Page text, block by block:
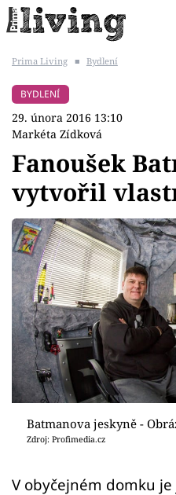
BYDLENÍ SLAVNÝCH
Témata
Bydlení
Zahrada
Design
Sledujte prima+
Přihlášení
Prima Living ■ Bydlení
BYDLENÍ
29. února 2016 13:10
Markéta Zídková
Fanoušek
vytvořil
Batmanova jeskyně -
Zdroj: Profimedia.cz
V obyčejném domku